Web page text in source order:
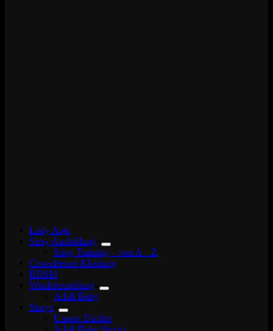
Lady Anja
Sissy Ausbildung
Sissy Training – von A – Z
Crossdresser Kleidung
BDSM
Windelerziehung
Adult Baby
Storys
Unsere Bücher
Adult Baby Storys